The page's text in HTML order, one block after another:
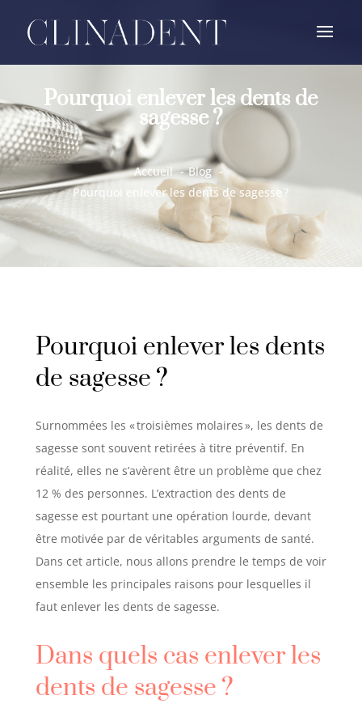
Pourquoi enlever les dents de
sagesse ?
Accueil
Blog
Pourquoi enlever les dents de sagesse ?
Pourquoi enlever les dents
de sagesse ?
Surnommées les «troisièmes molaires», les dents de
sagesse sont souvent retirées à titre préventif. En
réalité, elles ne s’avèrent être un problème que chez
12 % des personnes. L’extraction des dents de
sagesse est pourtant une opération lourde, devant
être motivée par de véritables arguments de santé.
Dans cet article, nous allons prendre le temps de voir
ensemble les principales raisons pour lesquelles il
faut enlever les dents de sagesse.
Dans quels cas enlever les
dents de sagesse ?